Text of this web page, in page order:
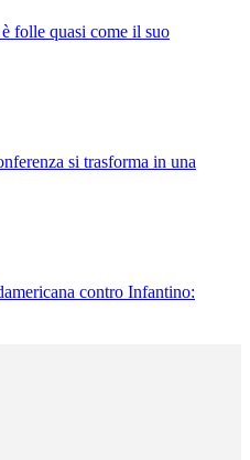
folle quasi come il suo
si trasforma in una
contro Infantino: